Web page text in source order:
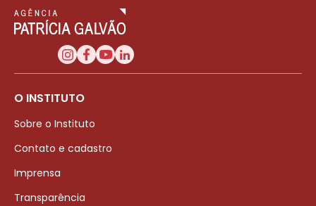
O INSTITUTO
Sobre o Instituto
Contato e cadastro
Imprensa
Transparência